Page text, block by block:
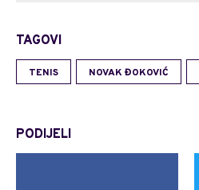
TAGOVI
TENIS NOVAK ĐOKOVIĆ
PODIJELI